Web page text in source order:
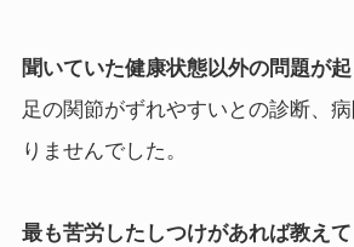
聞いていた健康状態以外の問題が
足の関節がずれやすいとの診断、
りませんでした。
最も苦労したしつけがあれば教えて